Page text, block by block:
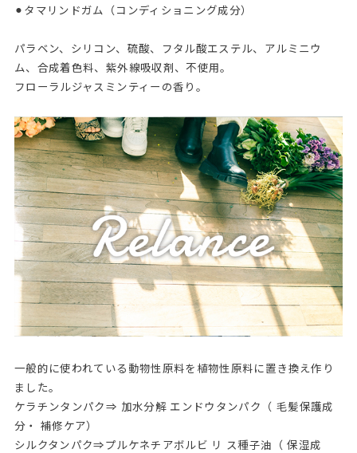
⚫︎タマリンドガム（コンディショニング成分）
パラベン、シリコン、硫酸、フタル酸エステル、アルミニウ
ム、合成着色料、紫外線吸収剤、不使用。
フローラルジャスミンティーの香り。
一般的に使われている動物性原料を植物性原料に置き換え作り
ました。
ケラチンタンパク⇒ 加水分解 エンドウタンパク（ 毛髪保護成
分・ 補修ケア）
シルクタンパク⇒プルケネチアボルビ リ ス種子油（ 保湿成